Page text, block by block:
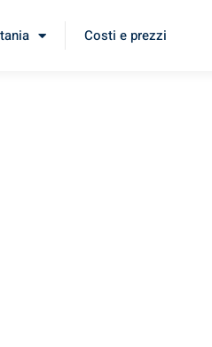
Costi e prezzi